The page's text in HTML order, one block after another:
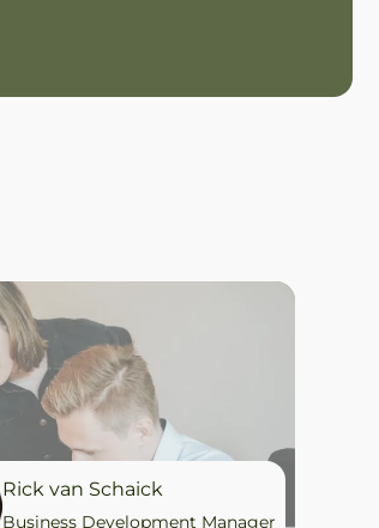
Rick van Schaick
Business Development Manager